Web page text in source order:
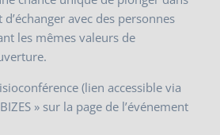
d’échanger avec des personnes
les mêmes valeurs de
(lien accessible via
» sur la page de l’événement